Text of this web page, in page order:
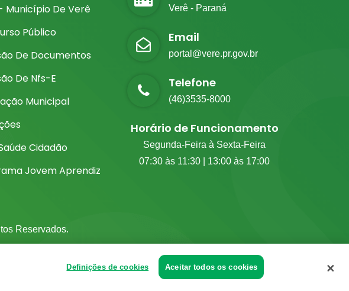
Município De Verê
Público
De Documentos
De Nfs-E
Municipal
Cidadão
Jovem Aprendiz
Verê - Paraná
Email
portal@vere.pr.gov.br
Telefone
(46)3535-8000
Horário de Funcionamento
Segunda-Feira à Sexta-Feira
07:30 às 11:30 | 13:00 às 17:00
Reservados.
Definições de cookies Aceitar todos os cookies